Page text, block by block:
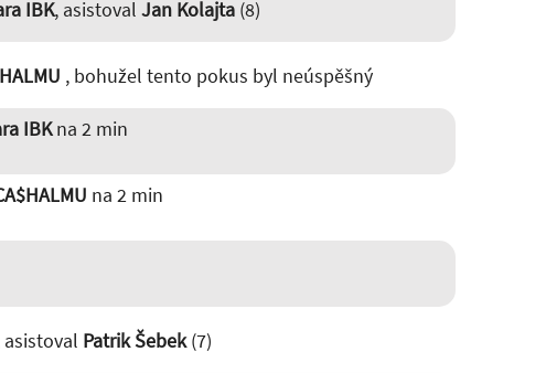
IBK, asistoval Jan Kolajta(8)
, bohužel tento pokus byl neúspěšný
IBKna 2 min
na 2 min
asistoval Patrik Šebek(7)